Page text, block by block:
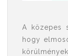
A közepes
hogy